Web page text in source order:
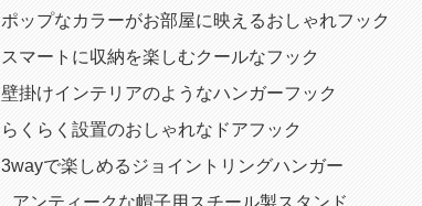
ポップなカラーがお部屋に映えるおしゃれフック
スマートに収納を楽しむクールなフック
壁掛けインテリアのようなハンガーフック
らくらく設置のおしゃれなドアフック
3wayで楽しめるジョイントリングハンガー
アンティークな帽子用スチール製スタンド